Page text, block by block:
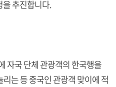
추진합니다.
자국 단체 관광객의 한국행을
는 등 중국인 관광객 맞이에 적